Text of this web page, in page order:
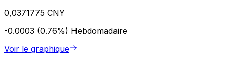
0,0371775 CNY
-0.0003 (0.76%) Hebdomadaire
Voir le graphique